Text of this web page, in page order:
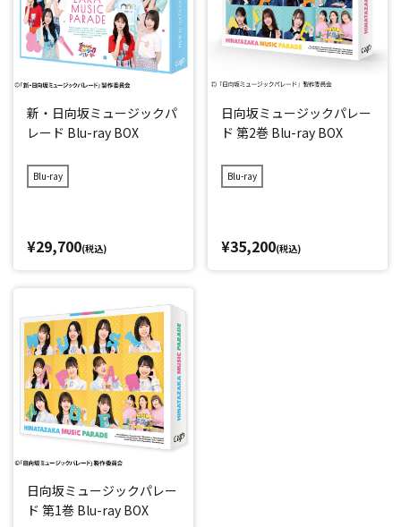
新・日向坂ミュージックパ
レード Blu-ray BOX
Blu-ray
¥29,700(税込)
日向坂ミュージックパレー
ド 第2巻 Blu-ray BOX
Blu-ray
¥35,200(税込)
日向坂ミュージックパレー
ド 第1巻 Blu-ray BOX